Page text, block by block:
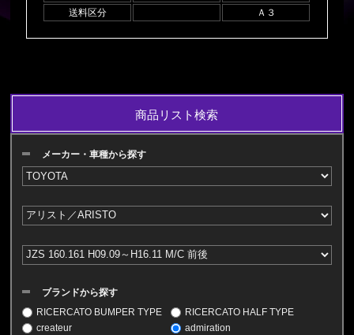
送料区分 Ａ３
商品リスト検索
メーカー・車種から探す
ブランドから探す
RICERCATO BUMPER TYPE
RICERCATO HALF TYPE
createur
admiration